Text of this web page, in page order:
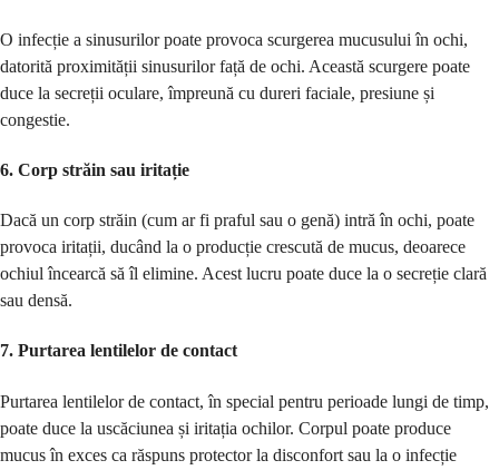
O infecție a sinusurilor poate provoca scurgerea mucusului în ochi,
datorită proximității sinusurilor față de ochi. Această scurgere poate
duce la secreții oculare, împreună cu dureri faciale, presiune și
congestie.
6. Corp străin sau iritație
Dacă un corp străin (cum ar fi praful sau o genă) intră în ochi, poate
provoca iritații, ducând la o producție crescută de mucus, deoarece
ochiul încearcă să îl elimine. Acest lucru poate duce la o secreție clară
sau densă.
7. Purtarea lentilelor de contact
Purtarea lentilelor de contact, în special pentru perioade lungi de timp,
poate duce la uscăciunea și iritația ochilor. Corpul poate produce
mucus în exces ca răspuns protector la disconfort sau la o infecție